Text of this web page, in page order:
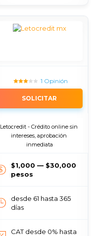
1 Opinión
SOLICITAR
Letocredit - Crédito online sin
intereses, aprobación
inmediata
$1,000 — $30,000
pesos
desde 61 hasta 365
días
CAT desde 0% hasta